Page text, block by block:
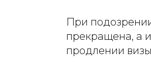
При
прекращена, а
продлении